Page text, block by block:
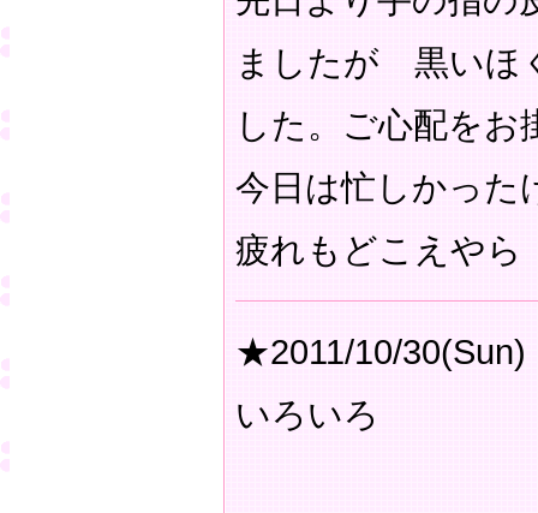
ましたが 黒いほ
した。ご心配をお
今日は忙しかっ
疲れもどこえや
★2011/10/30(Sun)
いろいろ